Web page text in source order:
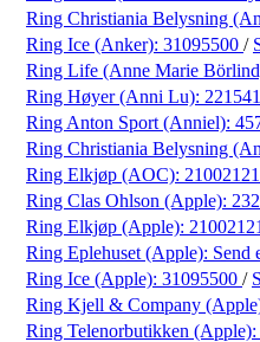
Ring Christiania Belysning
Ring Ice (Anker): 31095500 /
Ring Life (Anne Marie
Ring Høyer (Anni Lu):
Ring Anton Sport (Anniel):
Ring Christiania Belysning
Ring Elkjøp (AOC): 21002121
Ring Clas Ohlson (Apple):
Ring Elkjøp (Apple): 21002121
Ring Eplehuset (Apple): Send
Ring Ice (Apple): 31095500 /
Ring Kjell & Company
Ring Telenorbutikken (Apple):